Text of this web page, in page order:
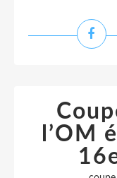
l’OM